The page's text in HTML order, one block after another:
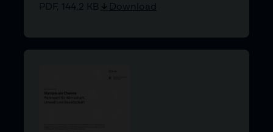
PDF, 144,2 KB Download